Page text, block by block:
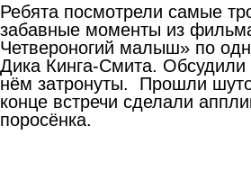
Ребята посмотрели самые
забавные моменты из
Четвероногий малыш» по
Дика Кинга-Смита.
нём затронуты. Прошли
конце встречи сделали
поросёнка.